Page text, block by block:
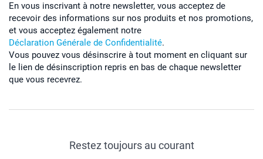
En vous inscrivant à notre newsletter, vous acceptez de
recevoir des informations sur nos produits et nos promotions,
et vous acceptez également notre
Déclaration Générale de Confidentialité.
Vous pouvez vous désinscrire à tout moment en cliquant sur
le lien de désinscription repris en bas de chaque newsletter
que vous recevrez.
Restez toujours au courant